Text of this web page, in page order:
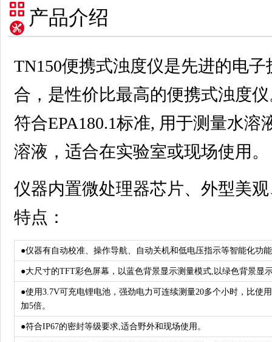
产品介绍
TN150便携式浊度仪是先进的电
合，是性价比最高的便携式浊度
符合EPA180.1标准, 用于测量水
溶液，适合在实验室或现场使用。
仪器内置微处理器芯片、外型美
特点：
●仪器有自动校准、操作导航、自动关机和低电压指示等智能化功
●大尺寸的TFT彩色屏幕，以蓝色背景显示测量模式,以绿色背景显
●使用3.7V可充电锂电池，强劲电力可连续测量20多个小时，比使
加5倍。
●符合IP67的密封等级要求,适合野外和现场使用。